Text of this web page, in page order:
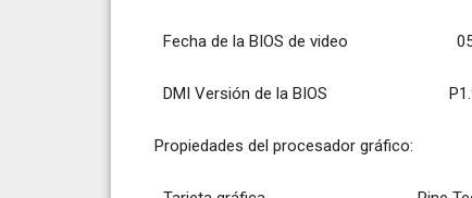
Fecha de la BIOS de video 05/
DMI Versión de la BIOS
Propiedades del procesador gráfico: